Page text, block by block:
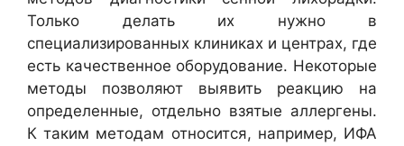
Только делать их нужно в
специализированных клиниках и центрах, где
есть качественное оборудование. Некоторые
методы позволяют выявить реакцию на
определенные, отдельно взятые аллергены.
К таким методам относится, например, ИФА